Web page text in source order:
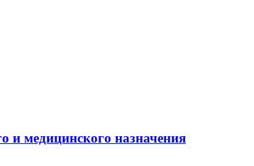
и медицинского назначения